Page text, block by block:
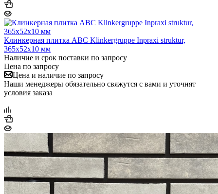
Клинкерная плитка ABC Klinkergruppe Inpraxi struktur,
365х52х10 мм
Наличие и срок поставки по запросу
Цена по запросу
Цена и наличие по запросу
Наши менеджеры обязательно свяжутся с вами и уточнят
условия заказа